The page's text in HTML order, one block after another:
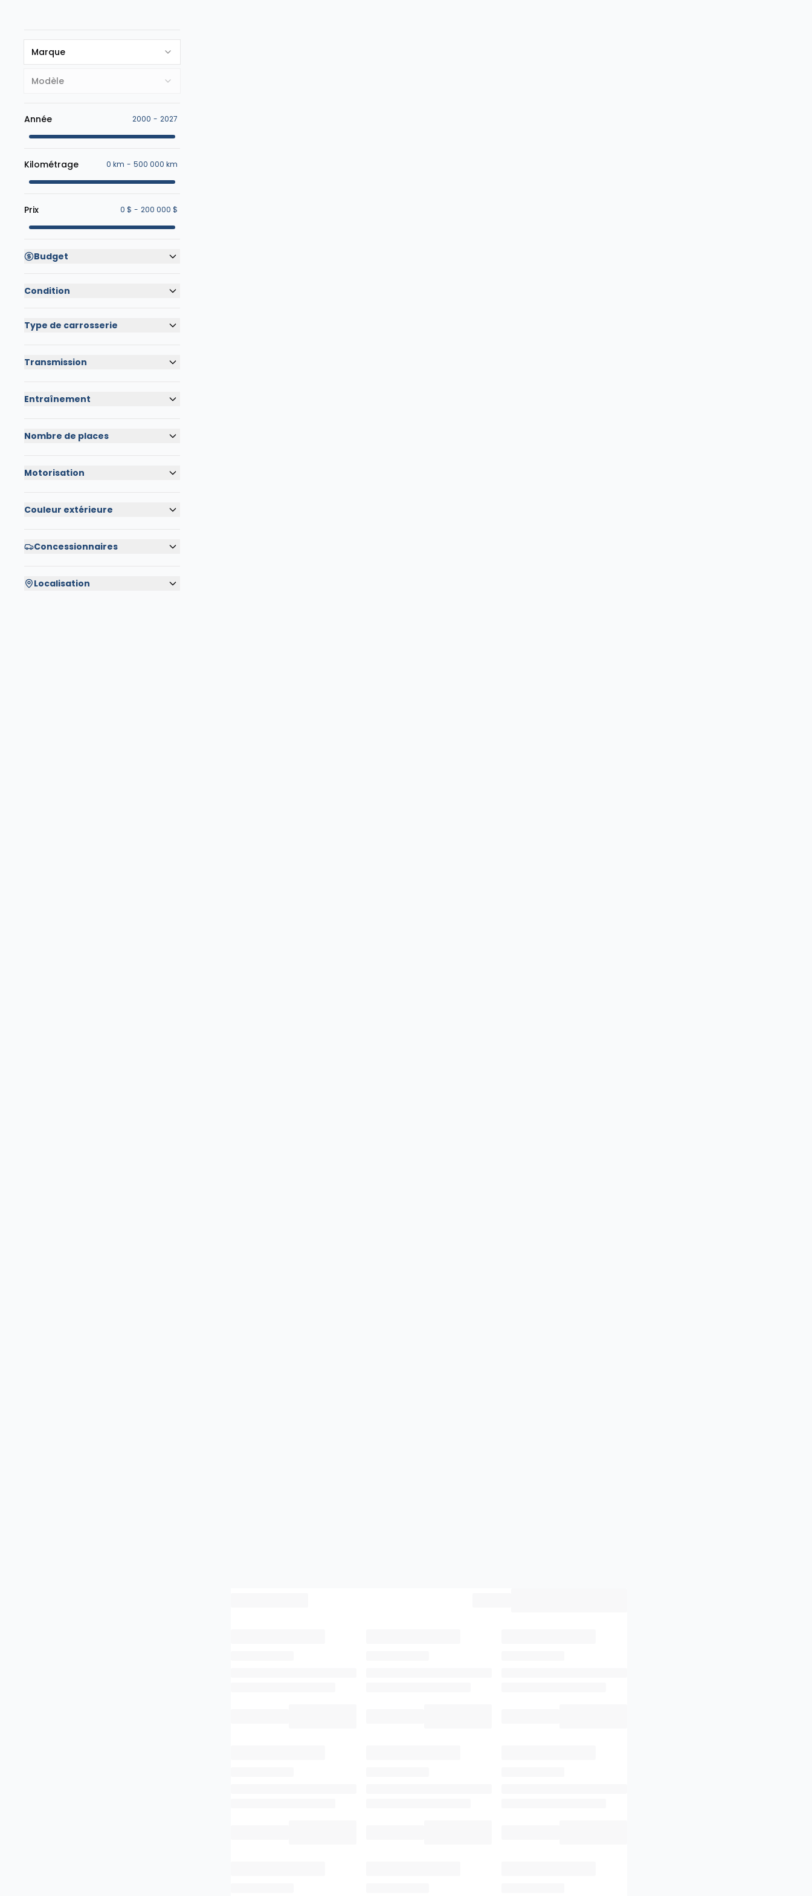
Marque
Modèle
Année 2000 - 2027
Kilométrage 0 km - 500 000 km
Prix 0 $ - 200 000 $
Budget
Condition
Type de carrosserie
Transmission
Entraînement
Nombre de places
Motorisation
Couleur extérieure
Concessionnaires
Localisation